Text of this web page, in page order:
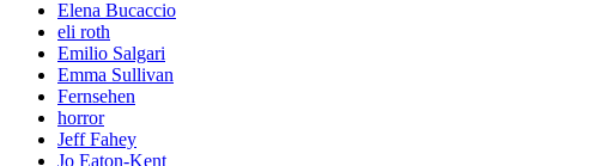
Elena Bucaccio
eli roth
Emilio Salgari
Emma Sullivan
Fernsehen
horror
Jeff Fahey
Jo Eaton-Kent